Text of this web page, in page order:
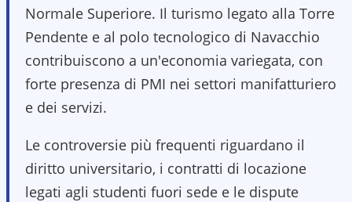
Normale Superiore. Il turismo legato alla Torre
Pendente e al polo tecnologico di Navacchio
contribuiscono a un'economia variegata, con
forte presenza di PMI nei settori manifatturiero
e dei servizi.
Le controversie più frequenti riguardano il
diritto universitario, i contratti di locazione
legati agli studenti fuori sede e le dispute